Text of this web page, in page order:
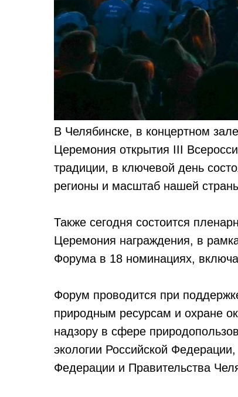
В Челябинске, в концертном
Церемония открытия III
традиции, в ключевой день
регионы и масштаб нашей
Также сегодня состоится
Церемония награждения, в
Форума в 18 номинациях,
Форум проводится при
природным ресурсам и охране
надзору в сфере
экологии Российской
Федерации и Правительства